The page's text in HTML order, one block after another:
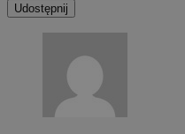
Udostępnij